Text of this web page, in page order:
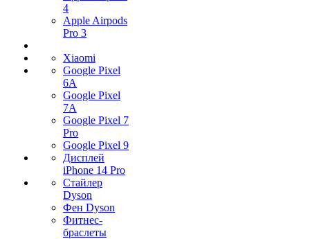
4
Apple Airpods
Pro 3
Xiaomi
Google Pixel
6A
Google Pixel
7А
Google Pixel 7
Pro
Google Pixel 9
Дисплей
iPhone 14 Pro
Стайлер
Dyson
Фен Dyson
Фитнес-
браслеты